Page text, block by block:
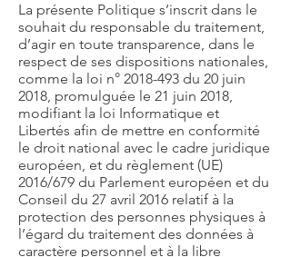
La présente Politique s’inscrit dans le
souhait du responsable du traitement,
d’agir en toute transparence, dans le
respect de ses dispositions nationales,
comme la loi n° 2018-493 du 20 juin
2018, promulguée le 21 juin 2018,
modifiant la loi Informatique et
Libertés afin de mettre en conformité
le droit national avec le cadre juridique
européen, et du règlement (UE)
2016/679 du Parlement européen et du
Conseil du 27 avril 2016 relatif à la
protection des personnes physiques à
l’égard du traitement des données à
caractère personnel et à la libre